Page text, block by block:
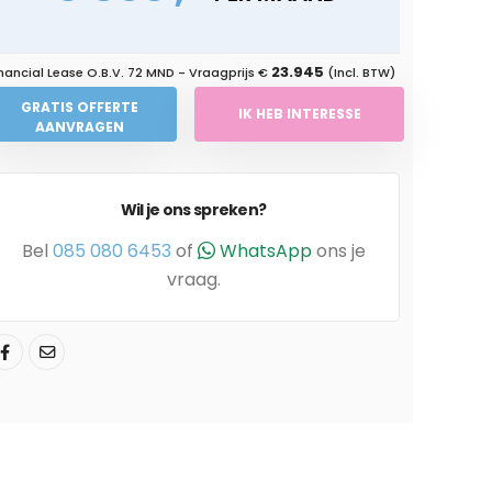
Lease O.B.V. 72 MND - Vraagprijs € 23.945 (Incl. BTW)
GRATIS OFFERTE
AANVRAGEN
IK HEB INTERESSE
Wil je ons spreken?
Bel 085 080 6453 of WhatsAppons je
vraag.